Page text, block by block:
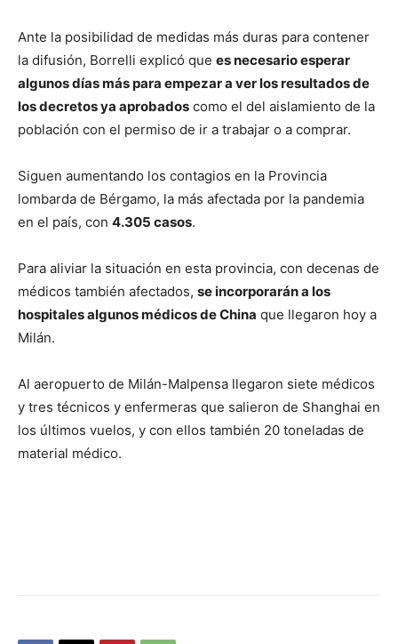
Ante la posibilidad de medidas más duras para contener
la difusión, Borrelli explicó que es necesario esperar
algunos días más para empezar a ver los resultados de
los decretos ya aprobados como el del aislamiento de la
población con el permiso de ir a trabajar o a comprar.
Siguen aumentando los contagios en la Provincia
lombarda de Bérgamo, la más afectada por la pandemia
en el país, con 4.305 casos.
Para aliviar la situación en esta provincia, con decenas de
médicos también afectados, se incorporarán a los
hospitales algunos médicos de China que llegaron hoy a
Milán.
Al aeropuerto de Milán-Malpensa llegaron siete médicos
y tres técnicos y enfermeras que salieron de Shanghai en
los últimos vuelos, y con ellos también 20 toneladas de
material médico.